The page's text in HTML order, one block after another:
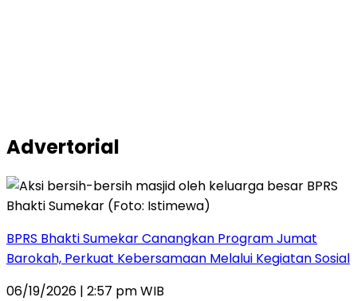
Advertorial
BPRS Bhakti Sumekar Canangkan Program Jumat
Barokah, Perkuat Kebersamaan Melalui Kegiatan Sosial
06/19/2026 | 2:57 pm WIB